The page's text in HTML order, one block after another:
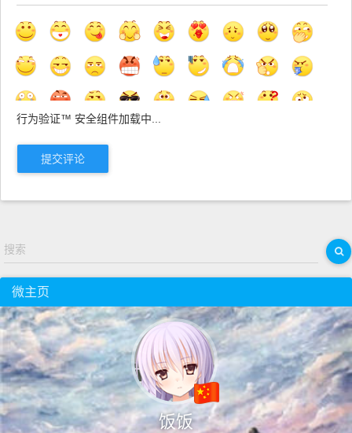
行为验证™ 安全组件加载中...
提交评论
搜索
微主页
饭饭